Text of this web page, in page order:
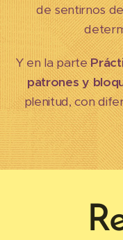
de sentirnos
Y en la parte
patrones y
plenitud, con